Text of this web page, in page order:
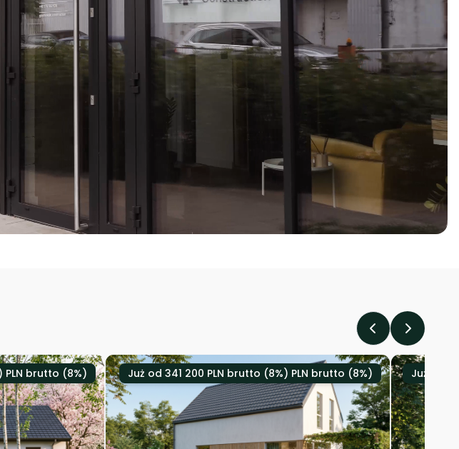
PLN brutto (8%) Już od 341 200 PLN brutto (8%) PLN brutto (8%) Już od